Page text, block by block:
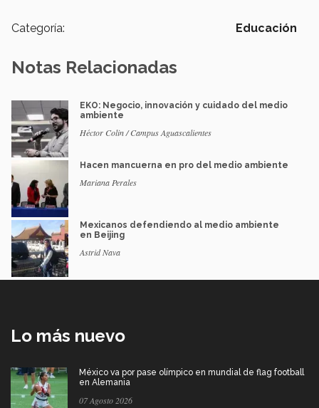
Categoría: Educación
Notas Relacionadas
EKO: Negocio, innovación y cuidado del medio
ambiente
Héctor Colin / Campus Aguascalientes
Hacen mancuerna en pro del medio ambiente
Mariana Perales
Mexicanos defendiendo al medio ambiente
en Beijing
Astrid Nava
Lo más nuevo
México va por pase olímpico en mundial de flag football
en Alemania
07 Agosto 2026